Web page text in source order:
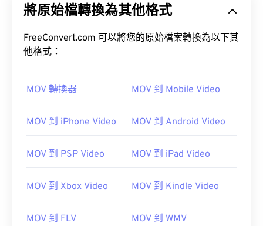
將原始檔轉換為其他格式
FreeConvert.com 可以將您的原始檔案轉換為以下其
他格式：
MOV 轉換器 MOV 到 Mobile Video
MOV 到 iPhone Video MOV 到 Android Video
MOV 到 PSP Video MOV 到 iPad Video
MOV 到 Xbox Video MOV 到 Kindle Video
MOV 到 FLV MOV 到 WMV